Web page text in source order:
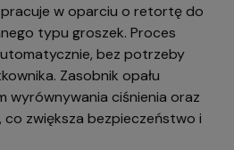
pracuje w oparciu o retortę do
typu groszek. Proces
bez potrzeby
Zasobnik opału
wyrównywania ciśnienia oraz
co zwiększa bezpieczeństwo i